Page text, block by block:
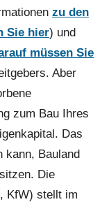
zu den
Sie hier) und
müssen Sie
Aber
zum Bau Ihres
Das
kann, Bauland
Die
KfW) stellt im